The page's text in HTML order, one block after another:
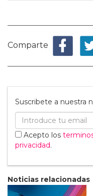
Comparte
Suscribete a nuestra
Acepto los
privacidad.
Noticias relacionadas